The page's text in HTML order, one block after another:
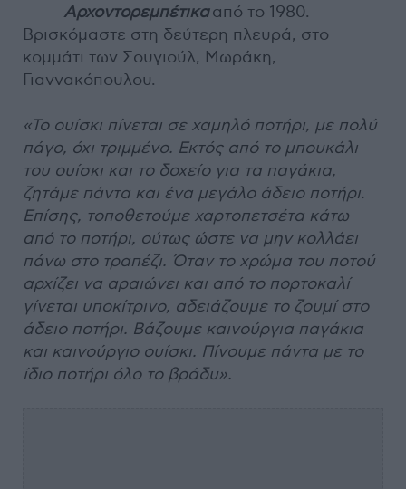
Αρχοντορεμπέτικααπό το 1980.
Βρισκόμαστε στη δεύτερη πλευρά, στο
κομμάτι των Σουγιούλ, Μωράκη,
Γιαννακόπουλου.
«Το ουίσκι πίνεται σε χαμηλό ποτήρι, με πολύ
πάγο, όχι τριμμένο. Εκτός από το μπουκάλι
του ουίσκι και το δοχείο για τα παγάκια,
ζητάμε πάντα και ένα μεγάλο άδειο ποτήρι.
Επίσης, τοποθετούμε χαρτοπετσέτα κάτω
από το ποτήρι, ούτως ώστε να μην κολλάει
πάνω στο τραπέζι. Όταν το χρώμα του ποτού
αρχίζει να αραιώνει και από το πορτοκαλί
γίνεται υποκίτρινο, αδειάζουμε το ζουμί στο
άδειο ποτήρι. Βάζουμε καινούργια παγάκια
και καινούργιο ουίσκι. Πίνουμε πάντα με το
ίδιο ποτήρι όλο το βράδυ».